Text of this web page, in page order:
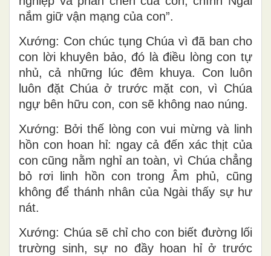
nắm giữ vận mạng của con”.
Xướng: Con chúc tụng Chúa vì đã ban cho
con lời khuyên bảo, đó là điều lòng con tự
nhủ, cả những lúc đêm khuya. Con luôn
luôn đặt Chúa ở trước mặt con, vì Chúa
ngự bên hữu con, con sẽ không nao núng.
Xướng: Bởi thế lòng con vui mừng và linh
hồn con hoan hỉ: ngay cả đến xác thịt của
con cũng nằm nghỉ an toàn, vì Chúa chẳng
bỏ rơi linh hồn con trong Âm phủ, cũng
không để thánh nhân của Ngài thấy sự hư
nát.
Xướng: Chúa sẽ chỉ cho con biết đường lối
trường sinh, sự no đầy hoan hỉ ở trước